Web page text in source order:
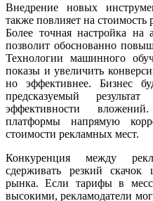
Внедрение новых
также повлияет на
Более точная настройка
позволит обоснованно
Технологии машинного
показы и увеличить
но эффективнее. Бизнес
предсказуемый
эффективности
платформы напрямую
стоимости рекламных мест.
Конкуренция между
сдерживать резкий
рынка. Если тарифы в
высокими, рекламодатели